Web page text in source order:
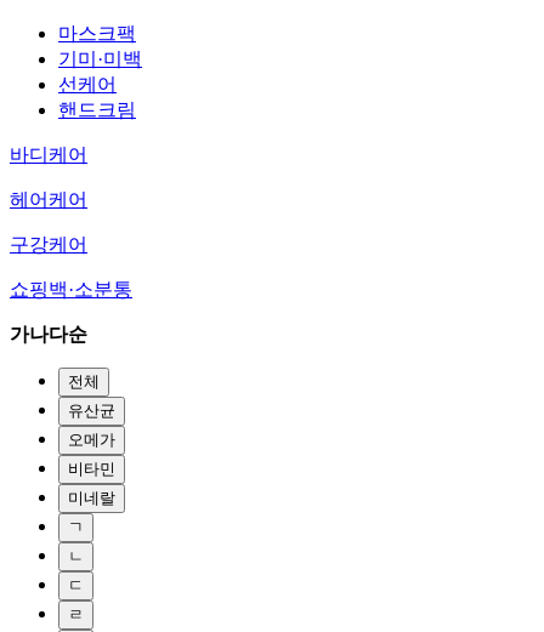
마스크팩
기미·미백
선케어
핸드크림
바디케어
헤어케어
구강케어
쇼핑백·소분통
가나다순
전체
유산균
오메가
비타민
미네랄
ㄱ
ㄴ
ㄷ
ㄹ